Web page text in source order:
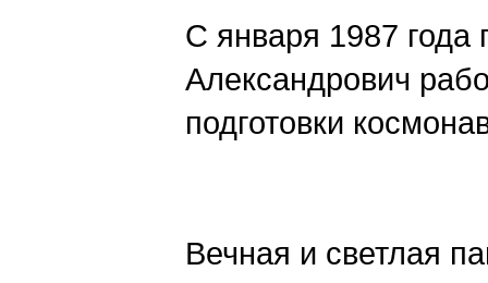
С января 1987 года
Александрович
подготовки
Вечная и светлая